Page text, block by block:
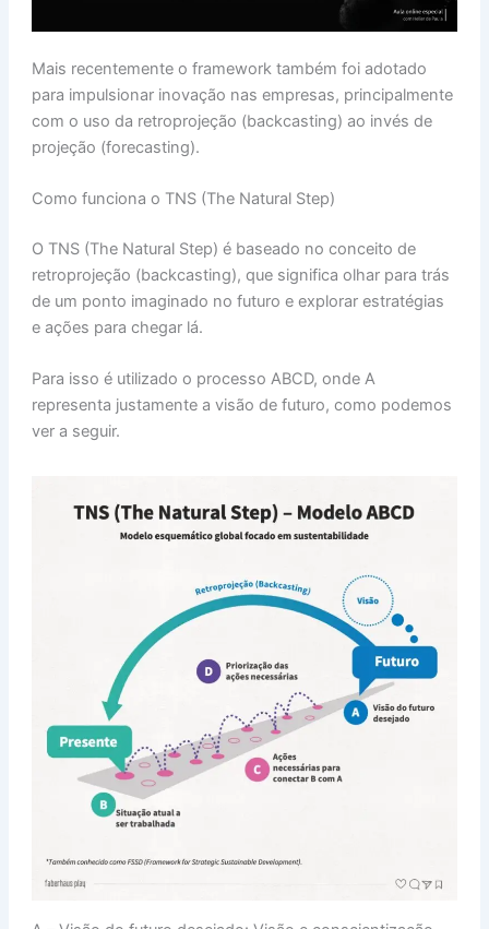
Mais recentemente o framework também foi adotado
para impulsionar inovação nas empresas, principalmente
com o uso da retroprojeção (backcasting) ao invés de
projeção (forecasting).
Como funciona o TNS (The Natural Step)
O TNS (The Natural Step) é baseado no conceito de
retroprojeção (backcasting), que significa olhar para trás
de um ponto imaginado no futuro e explorar estratégias
e ações para chegar lá.
Para isso é utilizado o processo ABCD, onde A
representa justamente a visão de futuro, como podemos
ver a seguir.